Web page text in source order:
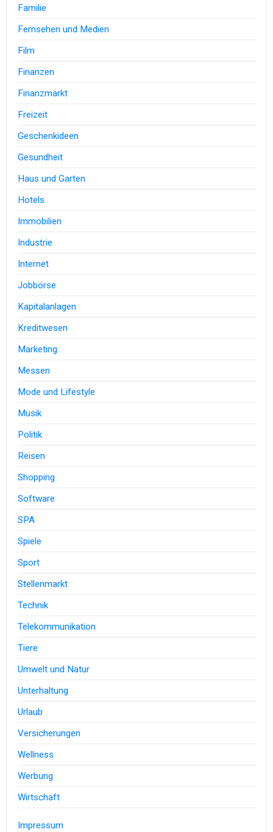
Familie
Fernsehen und Medien
Film
Finanzen
Finanzmarkt
Freizeit
Geschenkideen
Gesundheit
Haus und Garten
Hotels
Immobilien
Industrie
Internet
Jobbörse
Kapitalanlagen
Kreditwesen
Marketing
Messen
Mode und Lifestyle
Musik
Politik
Reisen
Shopping
Software
SPA
Spiele
Sport
Stellenmarkt
Technik
Telekommunikation
Tiere
Umwelt und Natur
Unterhaltung
Urlaub
Versicherungen
Wellness
Werbung
Wirtschaft
Impressum